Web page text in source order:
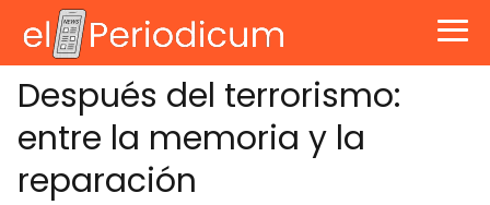
Después del terrorismo:
entre la memoria y la
reparación